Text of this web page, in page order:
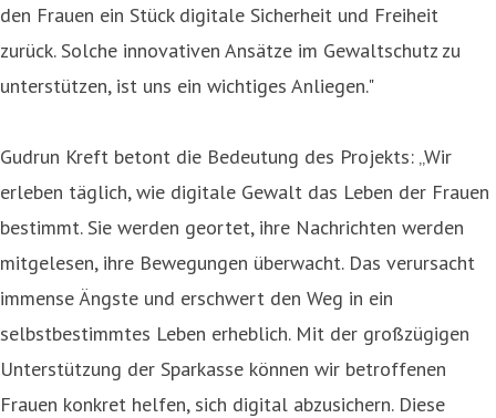
den Frauen ein Stück digitale Sicherheit und Freiheit
zurück. Solche innovativen Ansätze im Gewaltschutz zu
unterstützen, ist uns ein wichtiges Anliegen."
Gudrun Kreft betont die Bedeutung des Projekts: „Wir
erleben täglich, wie digitale Gewalt das Leben der Frauen
bestimmt. Sie werden geortet, ihre Nachrichten werden
mitgelesen, ihre Bewegungen überwacht. Das verursacht
immense Ängste und erschwert den Weg in ein
selbstbestimmtes Leben erheblich. Mit der großzügigen
Unterstützung der Sparkasse können wir betroffenen
Frauen konkret helfen, sich digital abzusichern. Diese